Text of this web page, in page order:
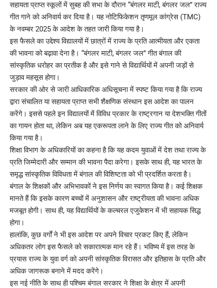
सहायता प्राप्त स्कूलों में सुबह की सभा के दौरान “बंगलर माटी, बंगलर जल” राज्य
गीत गाने को अनिवार्य कर दिया है। यह नोटिफिकेशन तृणमूल कांग्रेस (TMC)
के नवम्बर 2025 के आदेश के तहत जारी किया गया है।
इस फैसले का उद्देश्य विद्यालयों में छात्रों में राज्य के प्रति आत्मीयता और एकता
की भावना को बढ़ावा देना है। “बंगलर माटी, बंगलर जल” गीत बंगाल की
सांस्कृतिक धरोहर का प्रतीक है और इसे गाने से विद्यार्थियों में अपनी जड़ों से
जुड़ाव महसूस होगा।
सरकार की ओर से जारी आधिकारिक अधिसूचना में स्पष्ट किया गया है कि राज्य
द्वारा संचालित या सहायता प्राप्त सभी शैक्षणिक संस्थान इस आदेश का पालन
करेंगे। इससे पहले इन विद्यालयों में विविध प्रकार के राष्ट्रगान या देशभक्ति गीतों
का गायन होता था, लेकिन अब यह एकरूपता लाने के लिए राज्य गीत को अनिवार्य
किया गया है।
शिक्षा विभाग के अधिकारियों का कहना है कि यह कदम युवाओं में देश तथा राज्य के
प्रति जिम्मेदारी और सम्मान की भावना पैदा करेगा। इसके साथ ही, यह भारत के
समृद्ध सांस्कृतिक विविधता में बंगाल की विशिष्टता को भी प्रदर्शित करता है।
बंगाल के शिक्षकों और अभिभावकों ने इस निर्णय का स्वागत किया है। कई शिक्षक
मानते हैं कि इसके कारण बच्चों में अनुशासन और राष्ट्रीयता की भावना अधिक
मजबूत होगी। साथ ही, यह विद्यार्थियों के कल्चरल एजुकेशन में भी सहायक सिद्ध
होगा।
हालांकि, कुछ वर्गों ने भी इस आदेश पर अपने विचार प्रकट किए हैं, लेकिन
अधिकतर लोग इस फैसले को सकारात्मक मान रहे हैं। भविष्य में इस तरह के
प्रयास राज्य के युवा वर्ग को अपनी सांस्कृतिक विरासत और इतिहास के प्रति और
अधिक जागरूक बनाने में मदद करेंगे।
इस नई नीति के साथ ही पश्चिम बंगाल सरकार ने शिक्षा के क्षेत्र में अपनी